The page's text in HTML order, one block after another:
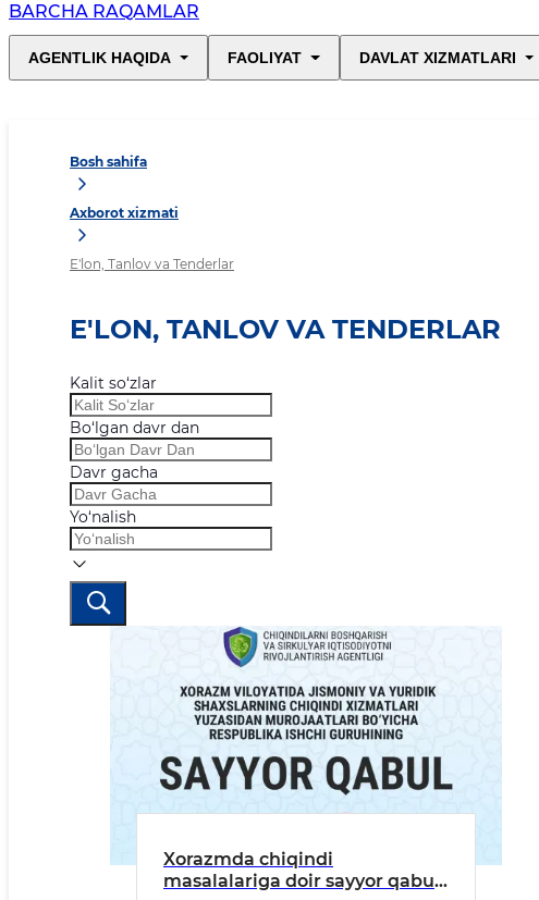
BARCHA RAQAMLAR
AGENTLIK HAQIDA FAOLIYAT DAVLAT XIZMATLARI
Bosh sahifa
Axborot xizmati
E'lon, Tanlov va Tenderlar
E'LON, TANLOV VA TENDERLAR
Kalit so‘zlar
Bo‘lgan davr dan
Davr gacha
Yo‘nalish
Xorazmda chiqindi
masalalariga doir sayyor qabul